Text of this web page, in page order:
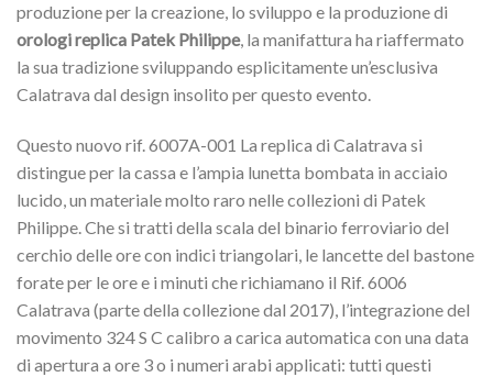
produzione per la creazione, lo sviluppo e la produzione di
orologi replica Patek Philippe, la manifattura ha riaffermato
la sua tradizione sviluppando esplicitamente un’esclusiva
Calatrava dal design insolito per questo evento.
Questo nuovo rif. 6007A-001 La replica di Calatrava si
distingue per la cassa e l’ampia lunetta bombata in acciaio
lucido, un materiale molto raro nelle collezioni di Patek
Philippe. Che si tratti della scala del binario ferroviario del
cerchio delle ore con indici triangolari, le lancette del bastone
forate per le ore e i minuti che richiamano il Rif. 6006
Calatrava (parte della collezione dal 2017), l’integrazione del
movimento 324 S C calibro a carica automatica con una data
di apertura a ore 3 o i numeri arabi applicati: tutti questi